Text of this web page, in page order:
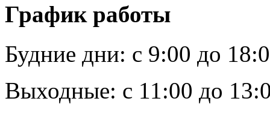
График работы
Будние дни: c 9:00 до
Выходные: с 11:00 до